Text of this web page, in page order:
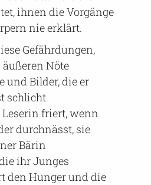
ihnen die Vorgänge
nie erklärt.
Gefährdungen,
Nöte
und Bilder, die er
schlicht
friert, wenn
durchnässt, sie
Bärin
ihr Junges
den Hunger und die